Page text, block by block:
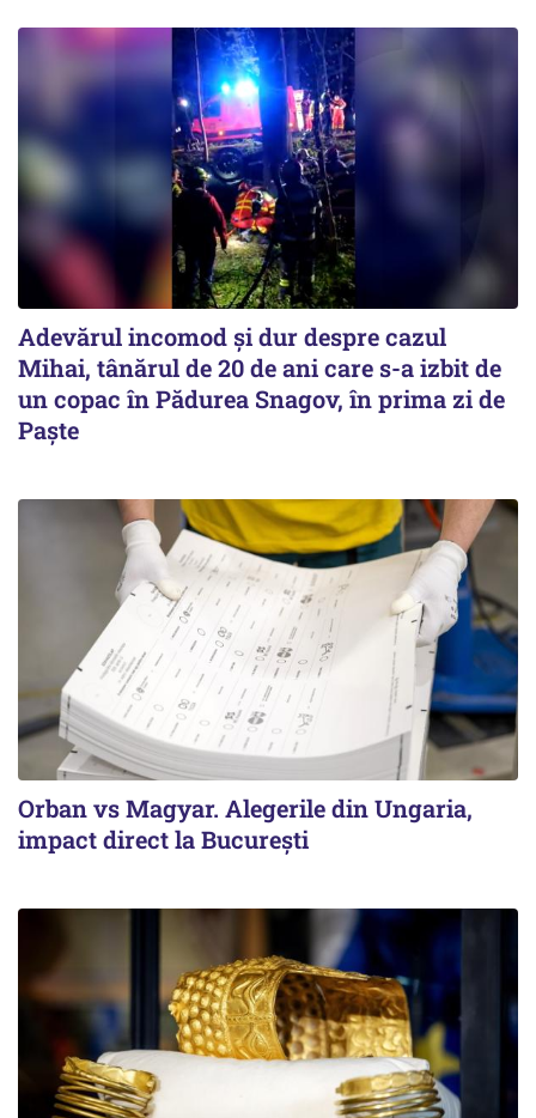
Adevărul incomod și dur despre cazul
Mihai, tânărul de 20 de ani care s-a izbit de
un copac în Pădurea Snagov, în prima zi de
Paște
Orban vs Magyar. Alegerile din Ungaria,
impact direct la Bucureşti